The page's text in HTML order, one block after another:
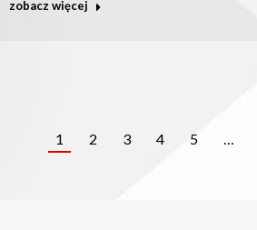
zobacz więcej
1 2 3 4 5